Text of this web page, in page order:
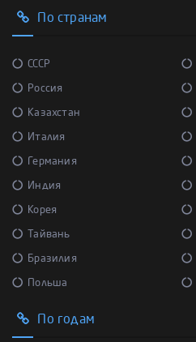
По странам
СССР
Россия
Казахстан
Италия
Германия
Индия
Корея
Тайвань
Бразилия
Польша
По годам